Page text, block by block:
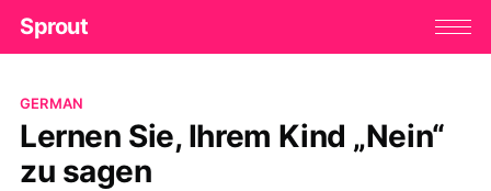
Sprout
GERMAN
Lernen Sie, Ihrem Kind „Nein“
zu sagen